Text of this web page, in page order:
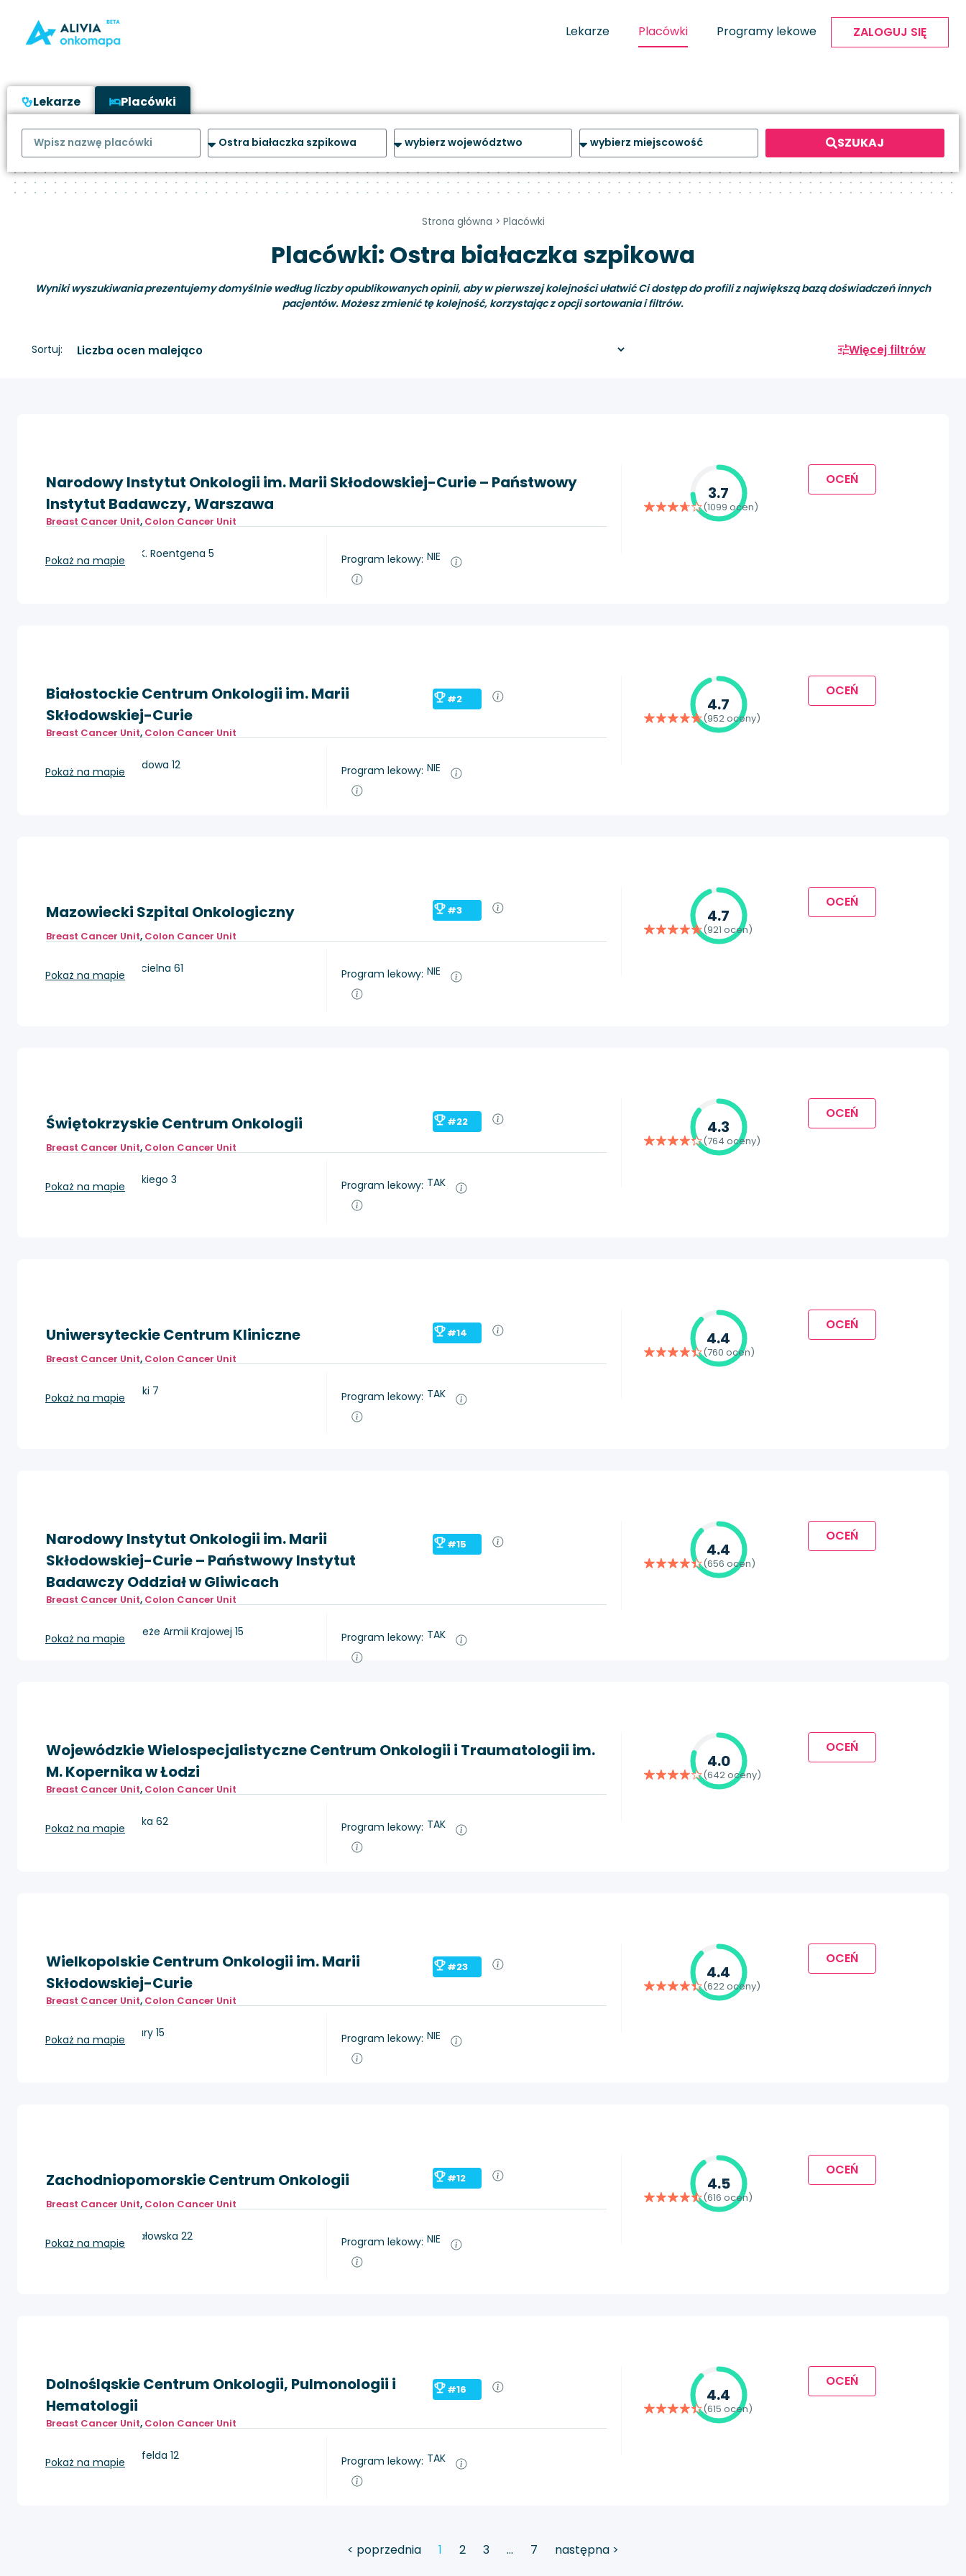
Lekarze Placówki Programy lekowe ZALOGUJ SIĘ
Lekarze Placówki
SZUKAJ
Strona główna > Placówki
Placówki: Ostra białaczka szpikowa
Wyniki wyszukiwania prezentujemy domyślnie według liczby opublikowanych opinii, aby w pierwszej kolejności ułatwić Ci dostęp do profili z największą bazą doświadczeń innych
pacjentów. Możesz zmienić tę kolejność, korzystając z opcji sortowania i filtrów.
Sortuj: Więcej filtrów
Narodowy Instytut Onkologii im. Marii Skłodowskiej-Curie – Państwowy
Instytut Badawczy, Warszawa
Breast Cancer Unit, Colon Cancer Unit
Warszawa, ul. W.K. Roentgena 5
Pokaż na mapie Program lekowy: NIE
3.7
(1099 ocen)
OCEŃ
Białostockie Centrum Onkologii im. Marii
Skłodowskiej-Curie
#2
Breast Cancer Unit, Colon Cancer Unit
Białystok, ul.Ogrodowa 12
Pokaż na mapie Program lekowy: NIE
4.7
(952 oceny)
OCEŃ
Mazowiecki Szpital Onkologiczny
#3
Breast Cancer Unit, Colon Cancer Unit
Wieliszew, ul. Kościelna 61
Pokaż na mapie Program lekowy: NIE
4.7
(921 ocen)
OCEŃ
Świętokrzyskie Centrum Onkologii
#22
Breast Cancer Unit, Colon Cancer Unit
Kielce, ul. Artwińskiego 3
Pokaż na mapie Program lekowy: TAK
4.3
(764 oceny)
OCEŃ
Uniwersyteckie Centrum Kliniczne
#14
Breast Cancer Unit, Colon Cancer Unit
Gdańsk, ul. Dębinki 7
Pokaż na mapie Program lekowy: TAK
4.4
(760 ocen)
OCEŃ
Narodowy Instytut Onkologii im. Marii
Skłodowskiej-Curie – Państwowy Instytut
Badawczy Oddział w Gliwicach
#15
Breast Cancer Unit, Colon Cancer Unit
Gliwice, ul. Wybrzeże Armii Krajowej 15
Pokaż na mapie Program lekowy: TAK
4.4
(656 ocen)
OCEŃ
Wojewódzkie Wielospecjalistyczne Centrum Onkologii i Traumatologii im.
M. Kopernika w Łodzi
Breast Cancer Unit, Colon Cancer Unit
Łódź, ul. Pabianicka 62
Pokaż na mapie Program lekowy: TAK
4.0
(642 oceny)
OCEŃ
Wielkopolskie Centrum Onkologii im. Marii
Skłodowskiej-Curie
#23
Breast Cancer Unit, Colon Cancer Unit
Poznań, ul. Garbary 15
Pokaż na mapie Program lekowy: NIE
4.4
(622 oceny)
OCEŃ
Zachodniopomorskie Centrum Onkologii
#12
Breast Cancer Unit, Colon Cancer Unit
Szczecin, ul. Strzałowska 22
Pokaż na mapie Program lekowy: NIE
4.5
(616 ocen)
OCEŃ
Dolnośląskie Centrum Onkologii, Pulmonologii i
Hematologii
#16
Breast Cancer Unit, Colon Cancer Unit
Wrocław, pl. Hirszfelda 12
Pokaż na mapie Program lekowy: TAK
4.4
(615 ocen)
OCEŃ
< poprzednia 1 2 3 … 7 następna >